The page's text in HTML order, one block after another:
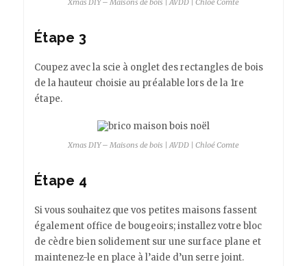
Étape 3
Coupez avec la scie à onglet des rectangles de bois
de la hauteur choisie au préalable lors de la 1re
étape.
Xmas DIY – Maisons de bois | AVDD | Chloé Comte
Étape 4
Si vous souhaitez que vos petites maisons fassent
également office de bougeoirs; installez votre bloc
de cèdre bien solidement sur une surface plane et
maintenez-le en place à l’aide d’un serre joint.